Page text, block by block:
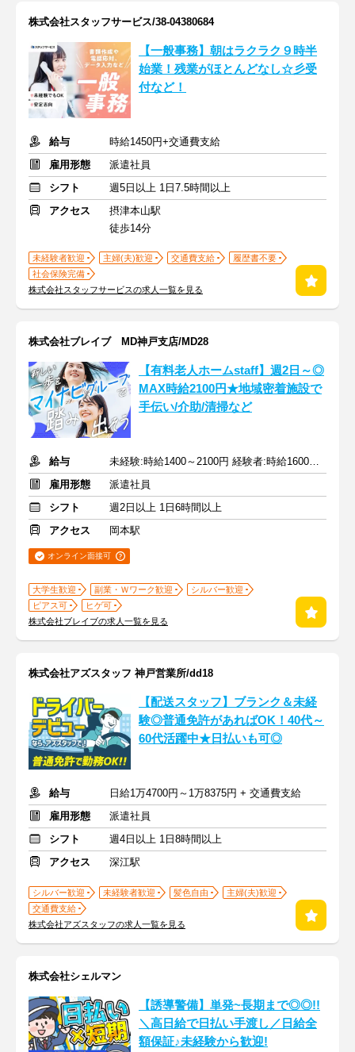
株式会社スタッフサービス/38-04380684
【一般事務】朝はラクラク９時半
始業！残業がほとんどなし☆彡受
付など！
給与
時給1450円+交通費支給
雇用形態
派遣社員
シフト
週5日以上 1日7.5時間以上
アクセス
摂津本山駅
徒歩14分
未経験者歓迎 主婦(夫)歓迎 交通費支給
履歴書不要
社会保険完備
株式会社スタッフサービスの求人一覧を見る
株式会社ブレイブ MD神戸支店/MD28
【有料老人ホームstaff】週2日～◎
MAX時給2100円★地域密着施設で
手伝い/介助/清掃など
給与
未経験:時給1400～2100円 経験者:時給1600～2400円+交通費全額
雇用形態
派遣社員
シフト
週2日以上 1日6時間以上
アクセス
岡本駅
オンライン面接可
大学生歓迎 副業・Ｗワーク歓迎
シルバー歓迎
ピアス可
ヒゲ可
株式会社ブレイブの求人一覧を見る
株式会社アズスタッフ 神戸営業所/dd18
【配送スタッフ】ブランク＆未経
験◎普通免許があればOK！40代～
60代活躍中★日払いも可◎
給与
日給1万4700円～1万8375円 + 交通費支給
雇用形態
派遣社員
シフト
週4日以上 1日8時間以上
アクセス
深江駅
シルバー歓迎 未経験者歓迎 髪色自由
主婦(夫)歓迎
交通費支給
株式会社アズスタッフの求人一覧を見る
株式会社シェルマン
【誘導警備】単発~長期まで◎◎!!
＼高日給で日払い手渡し／日給全
額保証♪未経験から歓迎!